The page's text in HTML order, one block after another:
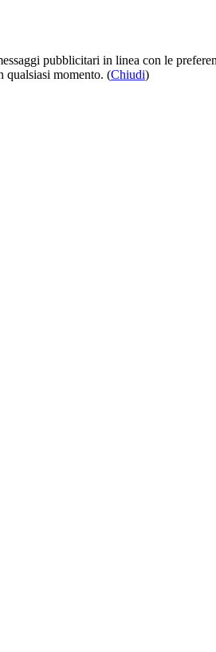
pubblicitari in linea con le
qualsiasi momento. (Chiudi)